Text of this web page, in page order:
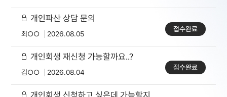
개인파산 상담 문의
최○○ 2026.08.05
접수완료
개인회생 재신청 가능할까요..?
김○○ 2026.08.04
접수완료
개인회생 신청하고 싶은데 가능할지 상담 부탁드려요